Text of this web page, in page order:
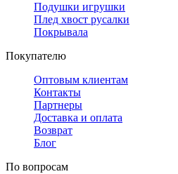
Подушки игрушки
Плед хвост русалки
Покрывала
Покупателю
Оптовым клиентам
Контакты
Партнеры
Доставка и оплата
Возврат
Блог
По вопросам